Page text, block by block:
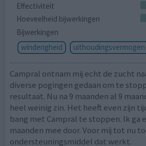
Effectiviteit
Hoeveelheid bijwerkingen
Bijwerkingen
winderigheid
Campral ontnam mij echt de zucht
diverse pogingen gedaan om te
resultaat. Nu na 9 maanden al 9
heel weinig zin. Het heeft even zijn
bang met Campral te stoppen. Ik ga
maanden mee door. Voor mij tot nu
ondersteuningsmiddel dat werkt.